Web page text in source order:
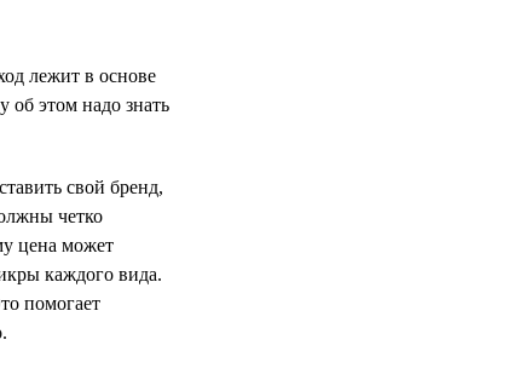
лежит в основе
об этом надо знать
свой бренд,
четко
цена может
каждого вида.
помогает